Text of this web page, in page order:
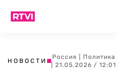
НОВОСТИ
Россия
Политика
| 21.05.2026 / 12:01